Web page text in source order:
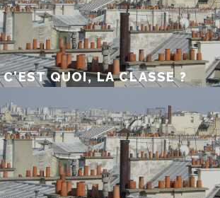
C’EST QUOI, LA CLASSE ?